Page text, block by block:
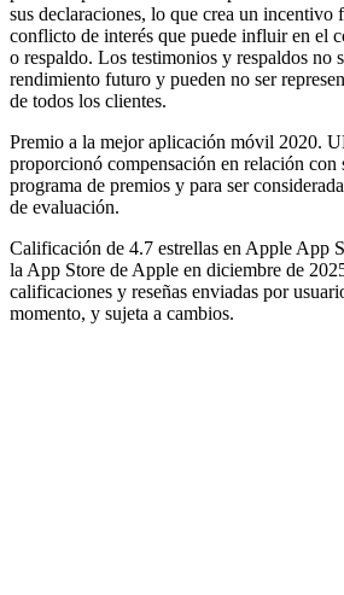
sus declaraciones, lo que crea un
conflicto de interés que puede influir en el
o respaldo. Los testimonios y respaldos no
rendimiento futuro y pueden no ser
de todos los clientes.
Premio a la mejor aplicación móvil 2020.
proporcionó compensación en relación con
programa de premios y para ser
de evaluación.
Calificación de 4.7 estrellas en Apple App
la App Store de Apple en diciembre de
calificaciones y reseñas enviadas por
momento, y sujeta a cambios.